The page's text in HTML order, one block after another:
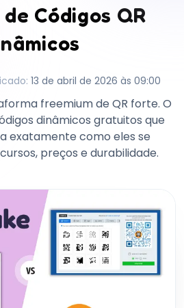
Códigos QR
: 13 de abril de 2026 às 09:00
freemium de QR forte. O
dinâmicos gratuitos que
exatamente como eles se
preços e durabilidade.